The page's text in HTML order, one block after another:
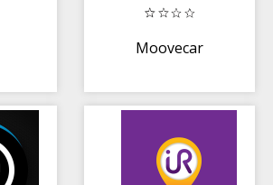
Moovecar